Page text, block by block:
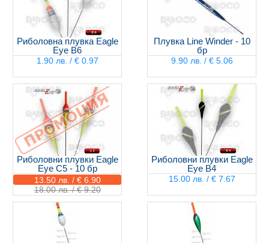
Риболовна плувка Eagle
Eye B6
1.90 лв. / € 0.97
Плувка Line Winder - 10
бр
9.90 лв. / € 5.06
Риболовни плувки Eagle
Eye C5 - 10 бр
13.50 лв. / € 6.90
18.00 лв. / € 9.20
Риболовни плувки Eagle
Eye B4
15.00 лв. / € 7.67